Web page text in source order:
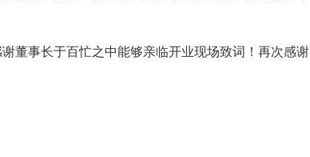
董事长于百忙之中能够亲临开业现场致词！再次感谢